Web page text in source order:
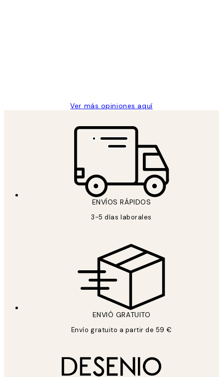
Ver más opiniones aquí
ENVÍOS RÁPIDOS
3-5 días laborales
ENVIÓ GRATUITO
Envío gratuito a partir de 59 €